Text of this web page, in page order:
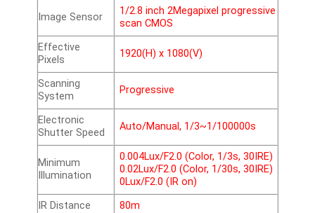
Image Sensor
1/2.8 inch 2Megapixel progressive
scan CMOS
Effective
Pixels
1920(H) x 1080(V)
Scanning
System
Progressive
Electronic
Shutter Speed
Auto/Manual, 1/3~1/100000s
Minimum
Illumination
0.004Lux/F2.0 (Color, 1/3s, 30IRE)
0.02Lux/F2.0 (Color, 1/30s, 30IRE)
0Lux/F2.0 (IR on)
IR Distance
80m